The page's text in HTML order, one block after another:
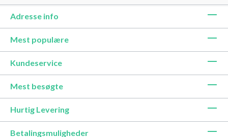
Adresse info
Mest populære
Kundeservice
Mest besøgte
Hurtig Levering
Betalingsmuligheder